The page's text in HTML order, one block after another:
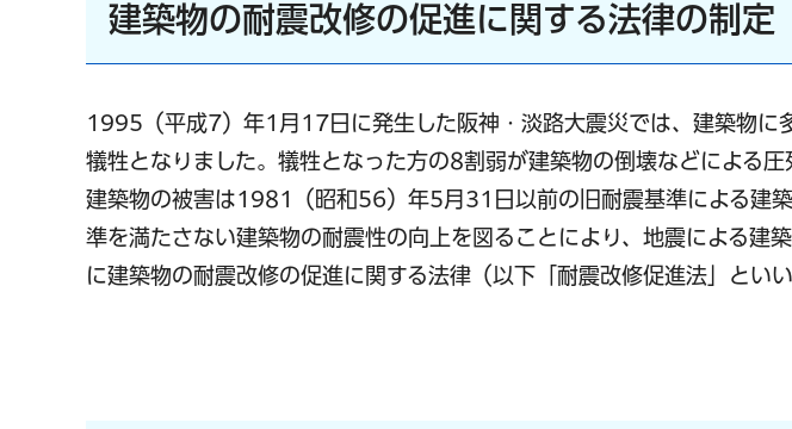
建築物の耐震改修の促進に関する法律の制定
1995（平成7）年1月17日に発生した阪神・淡路大震災では、建築物
犠牲となりました。犠牲となった方の8割弱が建築物の倒壊などによる圧
建築物の被害は1981（昭和56）年5月31日以前の旧耐震基準による建
準を満たさない建築物の耐震性の向上を図ることにより、地震による建
に建築物の耐震改修の促進に関する法律（以下「耐震改修促進法」とい